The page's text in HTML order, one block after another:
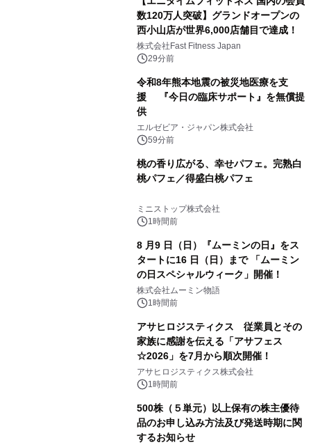
数120万人突破】グランドオープンの
西小山店が世界6,000店舗目で達成！
株式会社Fast Fitness Japan
29分前
令和8年熊本地震の被災地医療を支
援 『今日の臨床サポート』を無償提
供
エルゼビア・ジャパン株式会社
59分前
桃の香り広がる、幸せパフェ。完熟白
桃パフェ／得盛白桃パフェ
ミニストップ株式会社
1時間前
8 月9 日（日）『ムーミンの日』をス
タートに16 日（日）まで 「ムーミン
の日スペシャルウィーク」開催！
株式会社ムーミン物語
1時間前
アサヒロジスティクス 従業員とその
家族に感謝を伝える「アサフェス
☆2026」を7月から順次開催！
アサヒロジスティクス株式会社
1時間前
500株（５単元）以上保有の株主優待
品のお申し込み方法及び発送時期に関
するお知らせ